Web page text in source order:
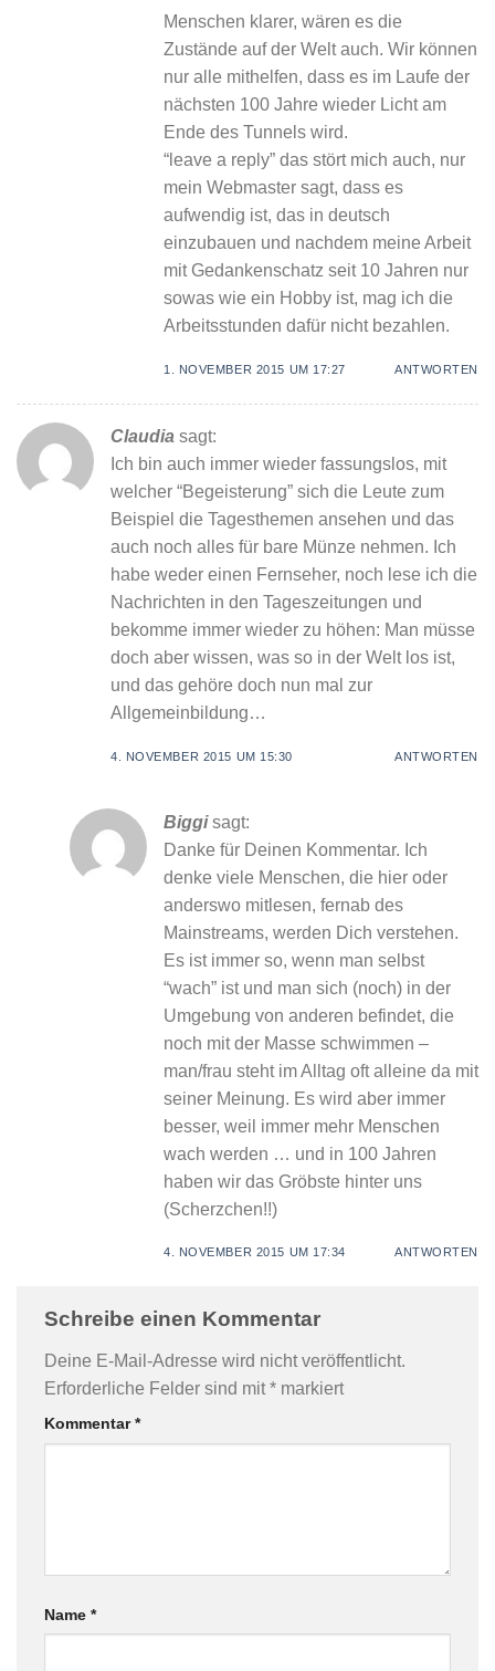
Menschen klarer, wären es die
Zustände auf der Welt auch. Wir können
nur alle mithelfen, dass es im Laufe der
nächsten 100 Jahre wieder Licht am
Ende des Tunnels wird.
“leave a reply” das stört mich auch, nur
mein Webmaster sagt, dass es
aufwendig ist, das in deutsch
einzubauen und nachdem meine Arbeit
mit Gedankenschatz seit 10 Jahren nur
sowas wie ein Hobby ist, mag ich die
Arbeitsstunden dafür nicht bezahlen.
1. NOVEMBER 2015 UM 17:27 ANTWORTEN
Claudia sagt:
Ich bin auch immer wieder fassungslos, mit
welcher “Begeisterung” sich die Leute zum
Beispiel die Tagesthemen ansehen und das
auch noch alles für bare Münze nehmen. Ich
habe weder einen Fernseher, noch lese ich die
Nachrichten in den Tageszeitungen und
bekomme immer wieder zu höhen: Man müsse
doch aber wissen, was so in der Welt los ist,
und das gehöre doch nun mal zur
Allgemeinbildung…
4. NOVEMBER 2015 UM 15:30 ANTWORTEN
Biggi sagt:
Danke für Deinen Kommentar. Ich
denke viele Menschen, die hier oder
anderswo mitlesen, fernab des
Mainstreams, werden Dich verstehen.
Es ist immer so, wenn man selbst
“wach” ist und man sich (noch) in der
Umgebung von anderen befindet, die
noch mit der Masse schwimmen –
man/frau steht im Alltag oft alleine da mit
seiner Meinung. Es wird aber immer
besser, weil immer mehr Menschen
wach werden … und in 100 Jahren
haben wir das Gröbste hinter uns
(Scherzchen!!)
4. NOVEMBER 2015 UM 17:34 ANTWORTEN
Schreibe einen Kommentar
Deine E-Mail-Adresse wird nicht veröffentlicht.
Erforderliche Felder sind mit* markiert
Kommentar*
Name *